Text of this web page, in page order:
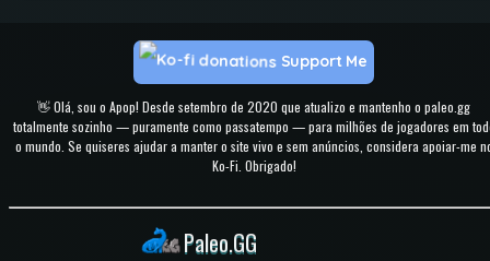
👋 Olá, sou o Apop! Desde setembro de 2020 que atualizo e mantenho o paleo.gg
totalmente sozinho — puramente como passatempo — para milhões de jogadores em
o mundo. Se quiseres ajudar a manter o site vivo e sem anúncios, considera apoiar-me
Ko-Fi. Obrigado!
Support Me
Paleo.GG